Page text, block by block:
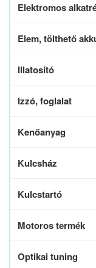
Elektromos
Elem, tölthető
Illatosító
Izzó, foglalat
Kenőanyag
Kulcsház
Kulcstartó
Motoros termék
Optikai tuning